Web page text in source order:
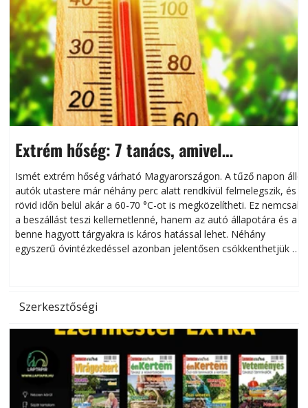
Extrém hőség: 7 tanács, amivel
megóvhatjuk autónkat a nyári károktól
Ismét extrém hőség várható Magyarországon. A tűző napon álló
autók utastere már néhány perc alatt rendkívül felmelegszik, és
rövid időn belül akár a 60-70 °C-ot is megközelítheti. Ez nemcsak
a beszállást teszi kellemetlenné, hanem az autó állapotára és a
benne hagyott tárgyakra is káros hatással lehet. Néhány
egyszerű óvintézkedéssel azonban jelentősen csökkenthetjük a
Szerkesztőségi